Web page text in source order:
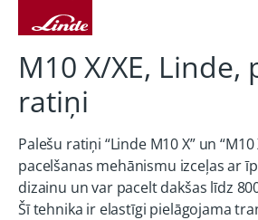
M10 X/XE, Linde,
ratiņi
Palešu ratiņi “Linde M10 X” un
pacelšanas mehānismu izceļas ar
dizainu un var pacelt dakšas līdz
Šī tehnika ir elastīgi pielāgojama